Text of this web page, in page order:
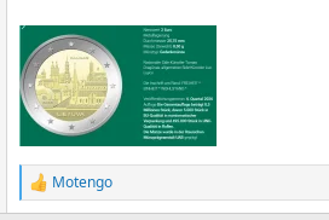
e
:
R
e
Motengo